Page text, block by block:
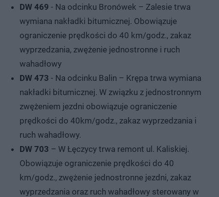
DW 469 - Na odcinku Bronówek – Zalesie trwa
wymiana nakładki bitumicznej. Obowiązuje
ograniczenie prędkości do 40 km/godz., zakaz
wyprzedzania, zwężenie jednostronne i ruch
wahadłowy
DW 473 - Na odcinku Balin – Krępa trwa wymiana
nakładki bitumicznej. W związku z jednostronnym
zwężeniem jezdni obowiązuje ograniczenie
prędkości do 40km/godz., zakaz wyprzedzania i
ruch wahadłowy.
DW 703 – W Łęczycy trwa remont ul. Kaliskiej.
Obowiązuje ograniczenie prędkości do 40
km/godz., zwężenie jednostronne jezdni, zakaz
wyprzedzania oraz ruch wahadłowy sterowany w